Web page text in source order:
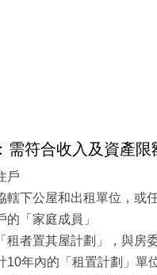
需符合收入及資產限
戶
轄下公屋和出租單位，或
的「家庭成員」
租者置其屋計劃」，與房
10年內的「租置計劃」單